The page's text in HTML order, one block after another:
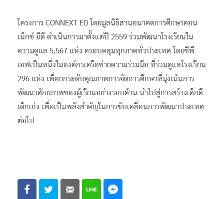
โครงการ CONNEXT ED โดยมูลนิธิสานอนาคตการศึกษาคอน
เน็กซ์ อีดี ดำเนินการมาตั้งแต่ปี 2559 ร่วมพัฒนาโรงเรียนใน
ความดูแล 5,567 แห่ง ครอบคลุมทุกภาคทั่วประเทศ โดยซีพี
เอฟเป็นหนึ่งในองค์กรเครือข่ายความร่วมมือ ที่ร่วมดูแลโรงเรียน
296 แห่ง เพื่อยกระดับคุณภาพการจัดการศึกษาที่มุ่งเน้นการ
พัฒนาศักยภาพของผู้เรียนอย่างรอบด้าน นำไปสู่การสร้างเด็กดี
เด็กเก่ง เพื่อเป็นพลังสำคัญในการขับเคลื่อนการพัฒนาประเทศ
ต่อไป